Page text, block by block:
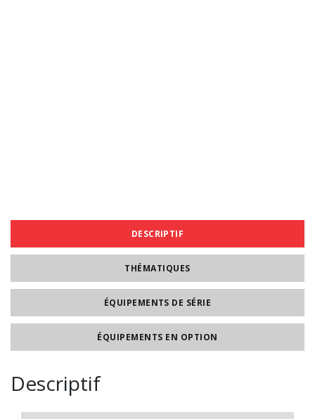
DESCRIPTIF
THÉMATIQUES
ÉQUIPEMENTS DE SÉRIE
ÉQUIPEMENTS EN OPTION
Descriptif